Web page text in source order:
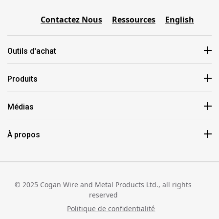
Contactez Nous Ressources English
Outils d'achat
Produits
Médias
À propos
© 2025 Cogan Wire and Metal Products Ltd., all rights
reserved
Politique de confidentialité